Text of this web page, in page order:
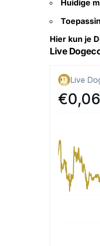
Huidige
Hier kun je
Live